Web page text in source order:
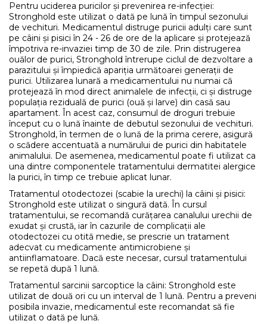
Pentru uciderea puricilor și prevenirea re-infecției:
Stronghold este utilizat o dată pe lună în timpul sezonului
de vechituri. Medicamentul distruge puricii adulți care sunt
pe câini și pisici în 24 - 26 de ore de la aplicare și protejează
împotriva re-invaziei timp de 30 de zile. Prin distrugerea
ouălor de purici, Stronghold întrerupe ciclul de dezvoltare a
parazitului și împiedică apariția următoarei generații de
purici. Utilizarea lunară a medicamentului nu numai că
protejează în mod direct animalele de infecții, ci și distruge
populația reziduală de purici (ouă și larve) din casă sau
apartament. În acest caz, consumul de droguri trebuie
început cu o lună înainte de debutul sezonului de vechituri.
Stronghold, în termen de o lună de la prima cerere, asigură
o scădere accentuată a numărului de purici din habitatele
animalului. De asemenea, medicamentul poate fi utilizat ca
una dintre componentele tratamentului dermatitei alergice
la purici, în timp ce trebuie aplicat lunar.
Tratamentul otodectozei (scabie la urechi) la câini și pisici:
Stronghold este utilizat o singură dată. În cursul
tratamentului, se recomandă curățarea canalului urechii de
exudat și crustă, iar în cazurile de complicații ale
otodectozei cu otită medie, se prescrie un tratament
adecvat cu medicamente antimicrobiene și
antiinflamatoare. Dacă este necesar, cursul tratamentului
se repetă după 1 lună.
Tratamentul sarcinii sarcoptice la câini: Stronghold este
utilizat de două ori cu un interval de 1 lună. Pentru a preveni
posibila invazie, medicamentul este recomandat să fie
utilizat o dată pe lună.